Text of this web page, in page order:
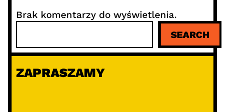
Brak komentarzy do wyświetlenia.
u
a
SEARCH
ZAPRASZAMY